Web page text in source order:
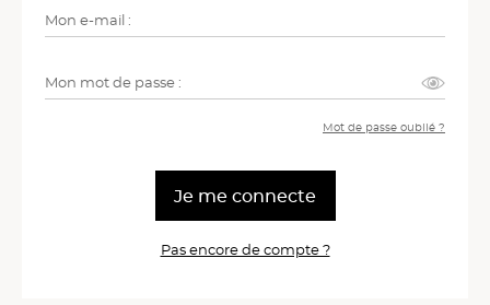
Identifiant
Mot de passe
Mot de passe oublié ?
Je me connecte
Pas encore de compte ?